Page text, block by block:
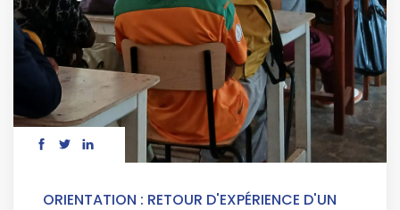
ORIENTATION : RETOUR D'EXPÉRIENCE D'UN